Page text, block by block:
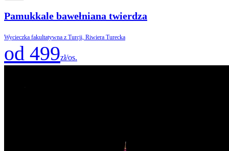
Pamukkale bawełniana twierdza
Wycieczka fakultatywna z Turcji, Riwiera Turecka
od 499zł/os.